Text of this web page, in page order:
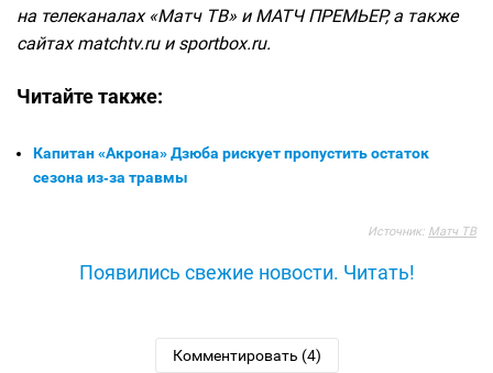
на телеканалах «Матч ТВ» и МАТЧ ПРЕМЬЕР, а также
сайтах matchtv.ru и sportbox.ru.
Читайте также:
Капитан «Акрона» Дзюба рискует пропустить остаток
сезона из‑за травмы
Источник: Матч ТВ
Появились свежие новости. Читать!
Комментировать (4)